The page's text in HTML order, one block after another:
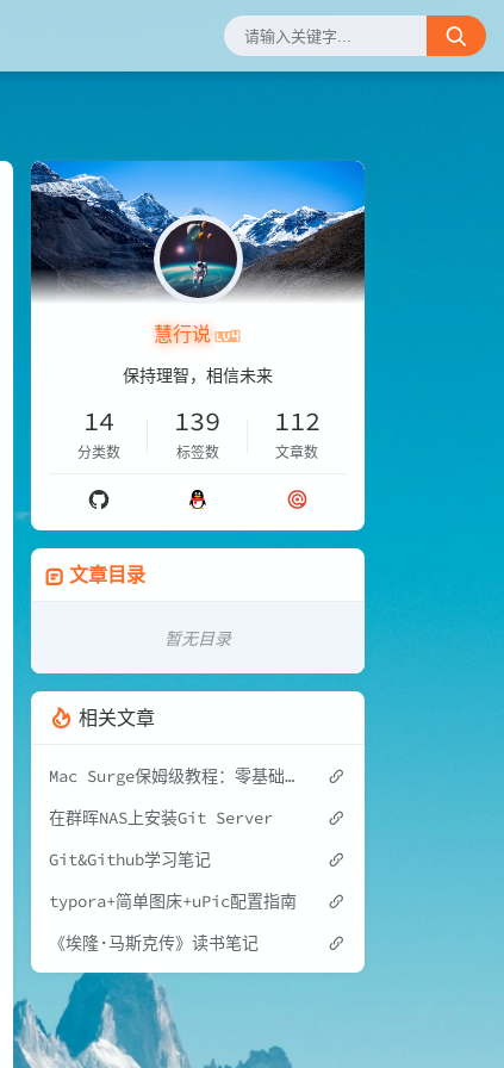
慧行说
保持理智，相信未来
14
分类数
139
标签数
112
文章数
文章目录
暂无目录
相关文章
Mac Surge保姆级教程：零基础配置，小白看完必会（附100%可用配置文件）
在群晖NAS上安装Git Server
Git&Github学习笔记
typora+简单图床+uPic配置指南
《埃隆·马斯克传》读书笔记